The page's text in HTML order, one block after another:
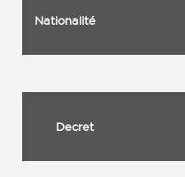
Nationalité
Decret